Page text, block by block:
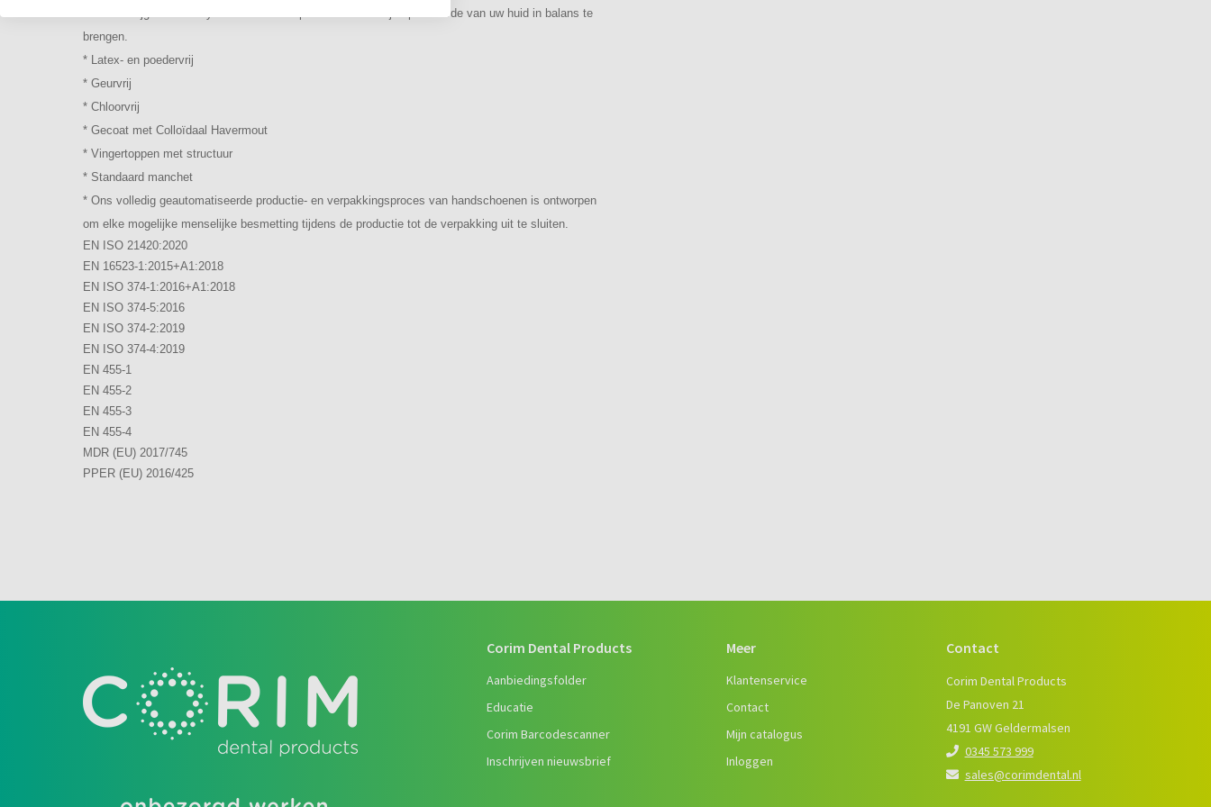
de kans krijgt om te rehydrateren. Het helpt ook de natuurlijke pH-waarde van uw huid in balans te
brengen.
* Latex- en poedervrij
* Geurvrij
* Chloorvrij
* Gecoat met Colloïdaal Havermout
* Vingertoppen met structuur
* Standaard manchet
* Ons volledig geautomatiseerde productie- en verpakkingsproces van handschoenen is ontworpen
om elke mogelijke menselijke besmetting tijdens de productie tot de verpakking uit te sluiten.
EN ISO 21420:2020
EN 16523-1:2015+A1:2018
EN ISO 374-1:2016+A1:2018
EN ISO 374-5:2016
EN ISO 374-2:2019
EN ISO 374-4:2019
EN 455-1
EN 455-2
EN 455-3
EN 455-4
MDR (EU) 2017/745
PPER (EU) 2016/425
Corim Dental Products
Aanbiedingsfolder
Educatie
Corim Barcodescanner
Inschrijven nieuwsbrief
Meer
Klantenservice
Contact
Mijn catalogus
Inloggen
Contact
Corim Dental Products
De Panoven 21
4191 GW Geldermalsen
0345 573 999
sales@corimdental.nl